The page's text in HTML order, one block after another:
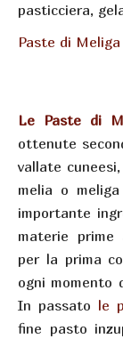
pasticciera,
Paste di Meliga
Le Paste di
ottenute
vallate
melia o
importante
materie prime
per la prima
ogni momento
In passato le
fine pasto